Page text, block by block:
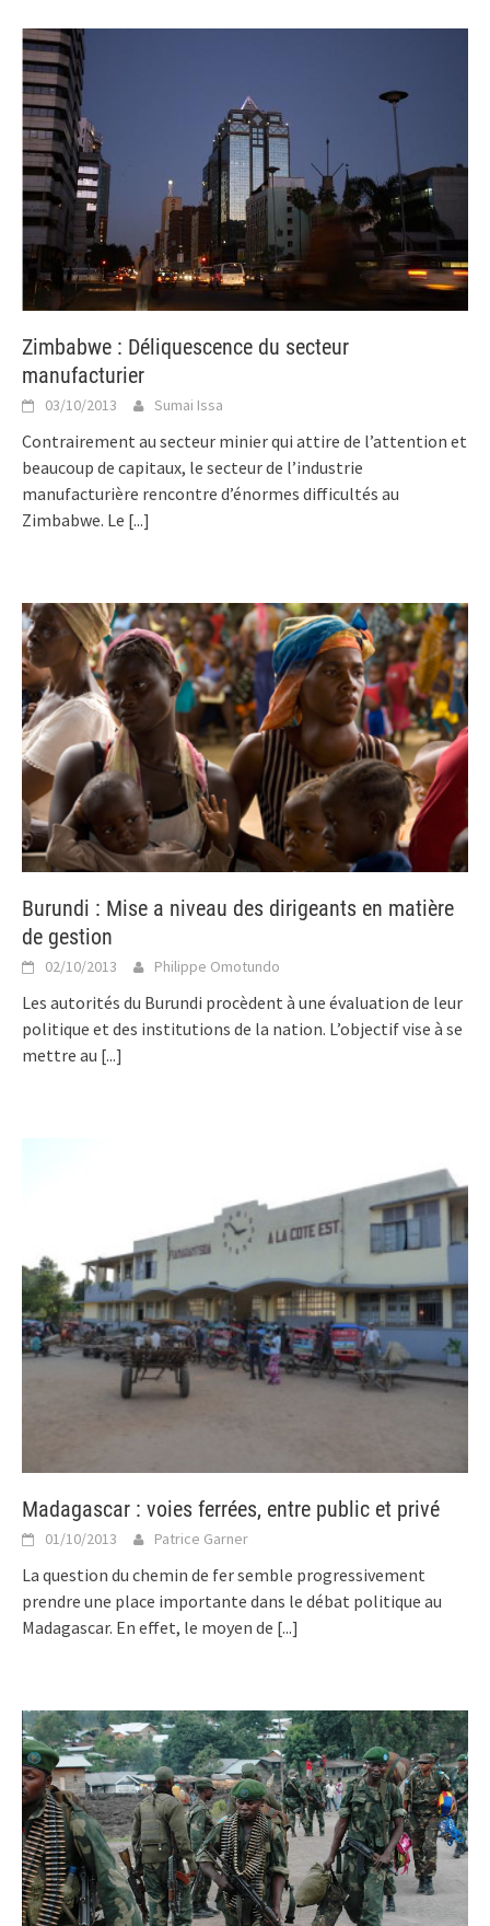
Zimbabwe : Déliquescence du secteur
manufacturier
03/10/2013 Sumai Issa
Contrairement au secteur minier qui attire de l’attention et
beaucoup de capitaux, le secteur de l’industrie
manufacturière rencontre d’énormes difficultés au
Zimbabwe. Le [...]
Burundi : Mise a niveau des dirigeants en matière
de gestion
02/10/2013 Philippe Omotundo
Les autorités du Burundi procèdent à une évaluation de leur
politique et des institutions de la nation. L’objectif vise à se
mettre au [...]
Madagascar : voies ferrées, entre public et privé
01/10/2013 Patrice Garner
La question du chemin de fer semble progressivement
prendre une place importante dans le débat politique au
Madagascar. En effet, le moyen de [...]